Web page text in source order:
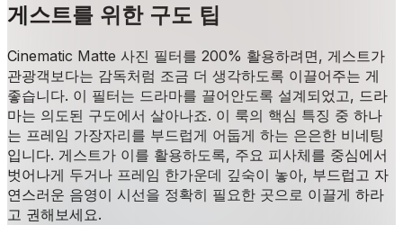
게스트를 위한 구도 팁
Cinematic Matte 사진 필터를 200% 활용하려면, 게스트가
관광객보다는 감독처럼 조금 더 생각하도록 이끌어주는 게
좋습니다. 이 필터는 드라마를 끌어안도록 설계되었고, 드라
마는 의도된 구도에서 살아나죠. 이 룩의 핵심 특징 중 하나
는 프레임 가장자리를 부드럽게 어둡게 하는 은은한 비네팅
입니다. 게스트가 이를 활용하도록, 주요 피사체를 중심에서
벗어나게 두거나 프레임 한가운데 깊숙이 놓아, 부드럽고 자
연스러운 음영이 시선을 정확히 필요한 곳으로 이끌게 하라
고 권해보세요.